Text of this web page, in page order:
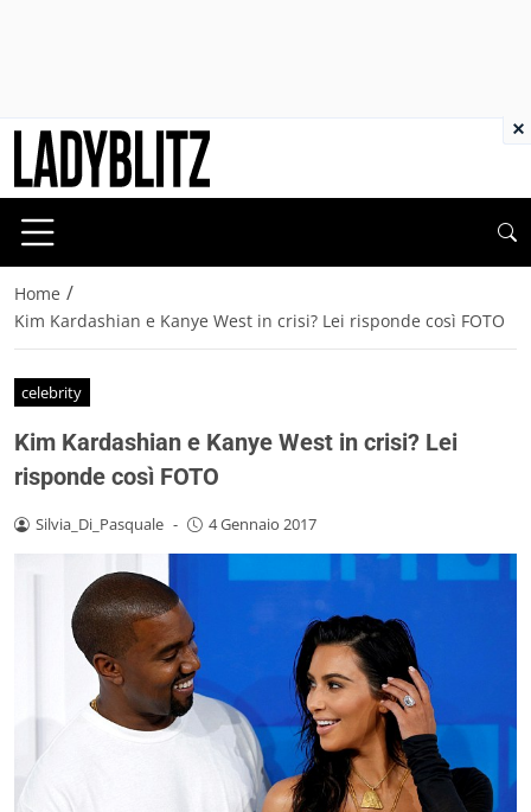
Home /
Kim Kardashian e Kanye West in crisi? Lei risponde così FOTO
celebrity
Kim Kardashian e Kanye West in crisi? Lei
risponde così FOTO
Silvia_Di_Pasquale - 4 Gennaio 2017
×